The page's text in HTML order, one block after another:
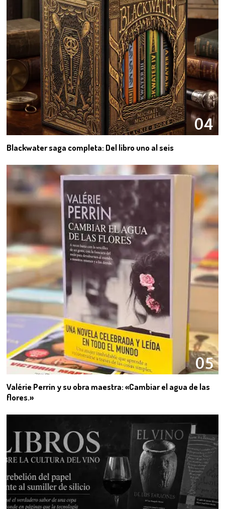
04
Blackwater saga completa: Del libro uno al seis
05
Valérie Perrin y su obra maestra: «Cambiar el agua de las
flores.»